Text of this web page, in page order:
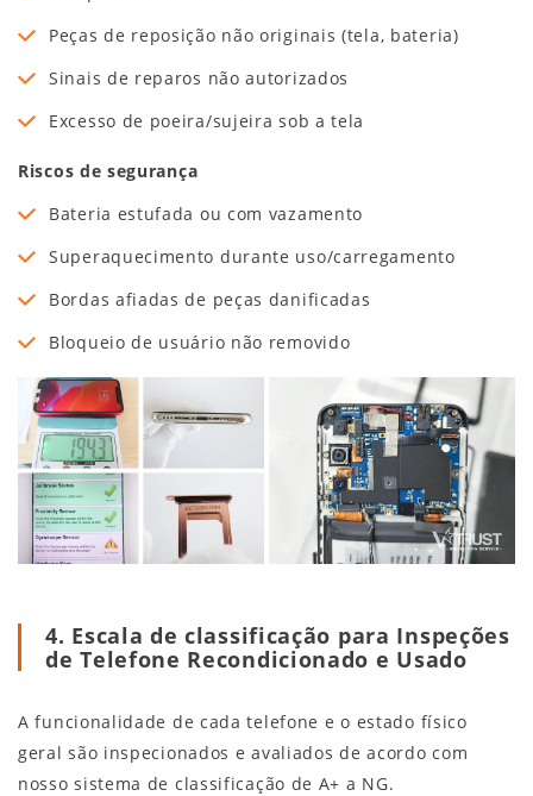
Peças de reposição não originais (tela, bateria)
Sinais de reparos não autorizados
Excesso de poeira/sujeira sob a tela
Riscos de segurança
Bateria estufada ou com vazamento
Superaquecimento durante uso/carregamento
Bordas afiadas de peças danificadas
Bloqueio de usuário não removido
4. Escala de classificação para Inspeções
de Telefone Recondicionado e Usado
A funcionalidade de cada telefone e o estado físico
geral são inspecionados e avaliados de acordo com
nosso sistema de classificação de A+ a NG.